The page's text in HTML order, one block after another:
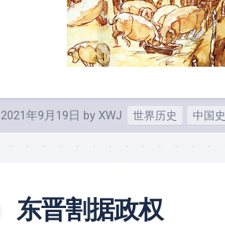
2021年9月19日 by XWJ 世界历史 中国史
东晋割据政权